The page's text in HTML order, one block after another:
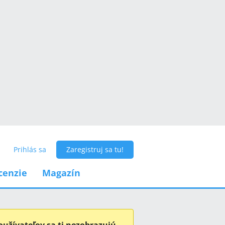
Prihlás sa Zaregistruj sa tu!
Magazín